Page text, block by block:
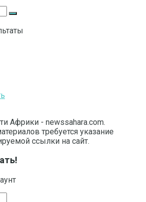
Африки - newssahara.com.
требуется указание
ссылки на сайт.